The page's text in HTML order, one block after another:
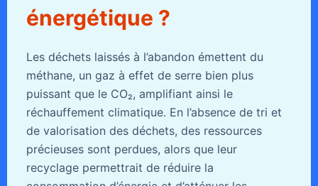
énergétique ?
Les déchets laissés à l’abandon émettent du
méthane, un gaz à effet de serre bien plus
puissant que le CO₂, amplifiant ainsi le
réchauffement climatique. En l’absence de tri et
de valorisation des déchets, des ressources
précieuses sont perdues, alors que leur
recyclage permettrait de réduire la